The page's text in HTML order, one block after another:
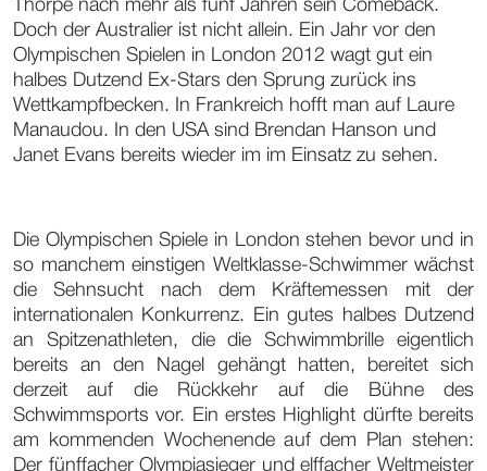
Thorpe nach mehr als fünf Jahren sein Comeback.
Doch der Australier ist nicht allein. Ein Jahr vor den
Olympischen Spielen in London 2012 wagt gut ein
halbes Dutzend Ex-Stars den Sprung zurück ins
Wettkampfbecken. In Frankreich hofft man auf Laure
Manaudou. In den USA sind Brendan Hanson und
Janet Evans bereits wieder im im Einsatz zu sehen.
Die Olympischen Spiele in London stehen bevor und in
so manchem einstigen Weltklasse-Schwimmer wächst
die Sehnsucht nach dem Kräftemessen mit der
internationalen Konkurrenz. Ein gutes halbes Dutzend
an Spitzenathleten, die die Schwimmbrille eigentlich
bereits an den Nagel gehängt hatten, bereitet sich
derzeit auf die Rückkehr auf die Bühne des
Schwimmsports vor. Ein erstes Highlight dürfte bereits
am kommenden Wochenende auf dem Plan stehen:
Der fünffacher Olympiasieger und elffacher Weltmeister